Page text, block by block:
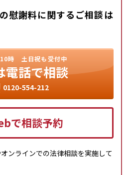
の慰謝料に関するご相談は
時 土日祝も受付中
電話で相談
0120-554-212
で相談予約
ンラインでの法律相談を実施して